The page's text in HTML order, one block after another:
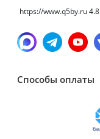
https://www.q5by.ru4.8
Способы оплаты